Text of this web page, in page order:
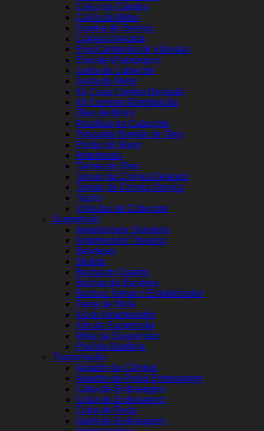
Calço do Câmbio
Calço do Motor
Correia de Serviço
Correia Dentada
Eixo Comando de Válvulas
Eixo de Virabrequim
Junta do Cabeçote
Junta do Motor
Kit Capa Correia Dentada
Kit Corrente Distribuição
Óleo de Motor
Parafuso de Cabeçote
Pescador Bomba de Óleo
Pistão do Motor
Retentores
Tampa do Óleo
Tensor da Correia Dentada
Tensor da Correia Serviço
Tucho
Válvulas de Cabeçote
Suspensão
Amortecedor Dianteiro
Amortecedor Traseiro
Bandejas
Bieleta
Bucha do Quadro
Buchas da Bandeja
Buchas Tensor e Estabilizador
Feixe de Mola
Kit do Amortecedor
Kits da Suspensão
Mola da Suspensão
Pivô da Bandeja
Transmissão
Atuador do Câmbio
Atuador do Pedal Embreagem
Cabo de Embreagem
Colar de Embreagem
Cubo de Roda
Garfo de Embreagem